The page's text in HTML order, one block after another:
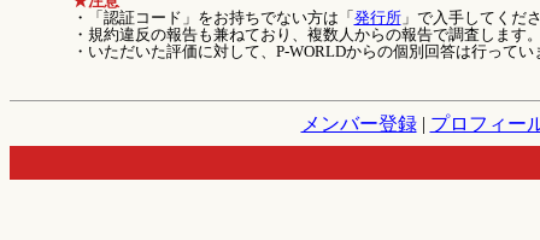
・「認証コード」をお持ちでない方は「 発行所」で入手してくだ
・規約違反の報告も兼ねており、複数人からの報告で調査します
・いただいた評価に対して、P-WORLDからの個別回答は行ってい
メンバー登録| プロフィー